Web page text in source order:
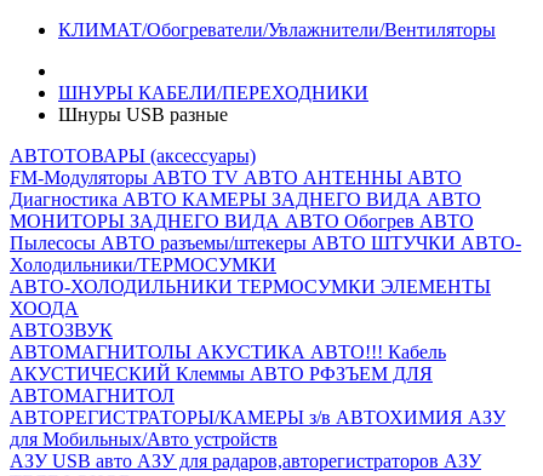
КЛИМАТ/Обогреватели/Увлажнители/Вентиляторы
ШНУРЫ КАБЕЛИ/ПЕРЕХОДНИКИ
Шнуры USB разные
АВТОТОВАРЫ (аксессуары)
FM-Модуляторы АВТО TV АВТО АНТЕННЫ АВТО
Диагностика АВТО КАМЕРЫ ЗАДНЕГО ВИДА АВТО
МОНИТОРЫ ЗАДНЕГО ВИДА АВТО Обогрев АВТО
Пылесосы АВТО разъемы/штекеры АВТО ШТУЧКИ АВТО-
Холодильники/ТЕРМОСУМКИ
АВТО-ХОЛОДИЛЬНИКИ ТЕРМОСУМКИ ЭЛЕМЕНТЫ
ХООДА
АВТОЗВУК
АВТОМАГНИТОЛЫ АКУСТИКА АВТО!!! Кабель
АКУСТИЧЕСКИЙ Клеммы АВТО РФЗЪЕМ ДЛЯ
АВТОМАГНИТОЛ
АВТОРЕГИСТРАТОРЫ/КАМЕРЫ з/в АВТОХИМИЯ АЗУ
для Мобильных/Авто устройств
АЗУ USB авто АЗУ для радаров,авторегистраторов АЗУ